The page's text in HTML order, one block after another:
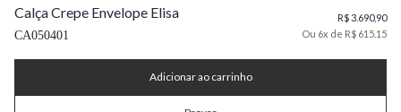
Calça Crepe Envelope Elisa
CA050401
R$ 3.690,90
Ou 6x de R$ 615.15
Adicionar ao carrinho